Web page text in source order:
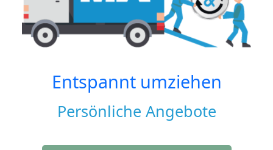
Entspannt umziehen
Persönliche Angebote